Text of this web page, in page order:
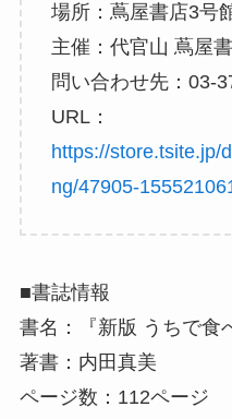
場所：蔦屋書店3号
主催：代官山 蔦屋
問い合わせ先：03-
URL：
https://store.tsite.jp/
ng/47905-
■書誌情報
書名：『新版 うちで食
著書：内田真美
ページ数：112ページ